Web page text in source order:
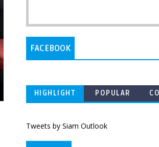
FACEBOOK
HIGHLIGHT POPULAR
Tweets by Siam Outlook